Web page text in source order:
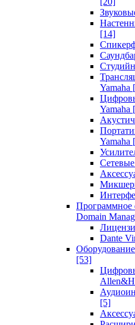
[14]
Yamaha
Yamaha
Yamaha
Программное
Domain
Dante
[53]
[5]